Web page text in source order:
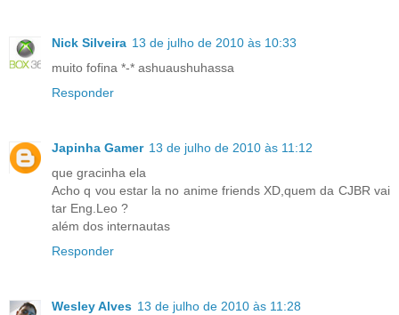
Nick Silveira 13 de julho de 2010 às 10:33
muito fofina *-* ashuaushuhassa
Responder
Japinha Gamer 13 de julho de 2010 às 11:12
que gracinha ela
Acho q vou estar la no anime friends XD,quem da CJBR vai
tar Eng.Leo ?
além dos internautas
Responder
Wesley Alves 13 de julho de 2010 às 11:28